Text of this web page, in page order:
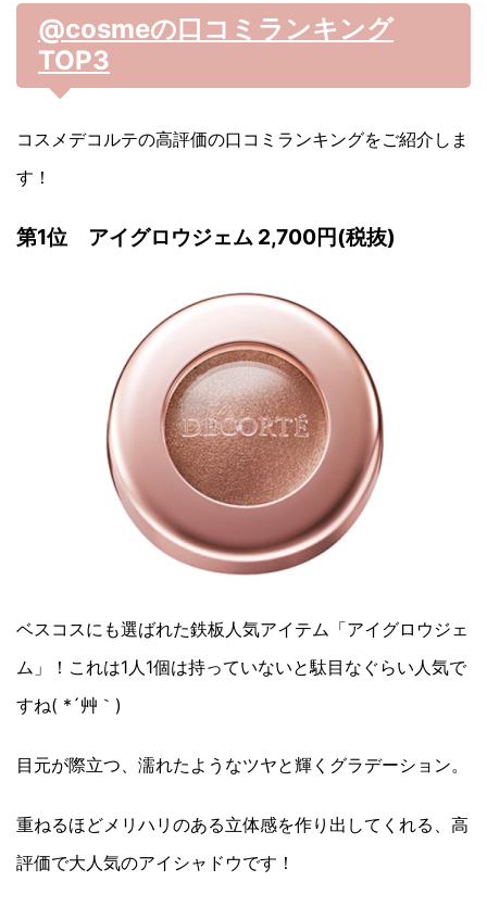
@cosmeの口コミランキング
TOP3
コスメデコルテの高評価の口コミランキングをご紹介しま
す！
第1位 アイグロウジェム 2,700円(税抜)
ベスコスにも選ばれた鉄板人気アイテム「アイグロウジェ
ム」！これは1人1個は持っていないと駄目なぐらい人気で
すね( *´艸｀)
目元が際立つ、濡れたようなツヤと輝くグラデーション。
重ねるほどメリハリのある立体感を作り出してくれる、高
評価で大人気のアイシャドウです！